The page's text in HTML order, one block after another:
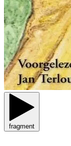
fragment